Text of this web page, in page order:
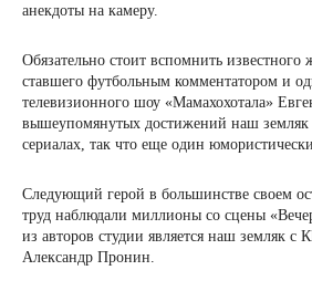
анекдоты на камеру.
Обязательно стоит вспомнить
ставшего футбольным комментатором и
телевизионного шоу «Мамахохотала»
вышеупомянутых достижений наш земляк
сериалах, так что еще один
Следующий герой в большинстве своем
труд наблюдали миллионы со сцены
из авторов студии является наш земляк
Александр Пронин.